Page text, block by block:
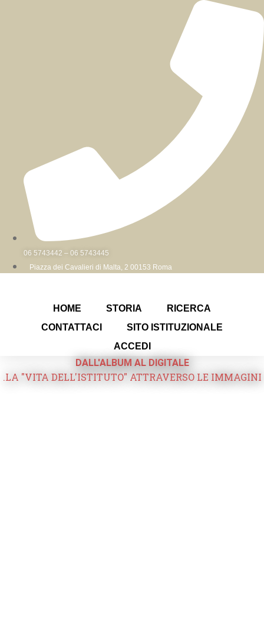
06 5743442 – 06 5743445
Piazza dei Cavalieri di Malta, 2 00153 Roma
HOME STORIA
RICERCA
CONTATTACI
SITO ISTITUZIONALE
ACCEDI
DALL'ALBUM AL DIGITALE
.LA "VITA DELL'ISTITUTO" ATTRAVERSO LE IMMAGINI